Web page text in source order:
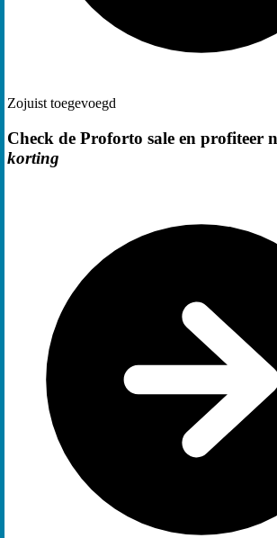
Zojuist toegevoegd
Check de Proforto sale en profiteer
korting